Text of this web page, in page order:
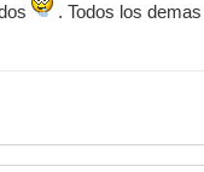
. Todos los